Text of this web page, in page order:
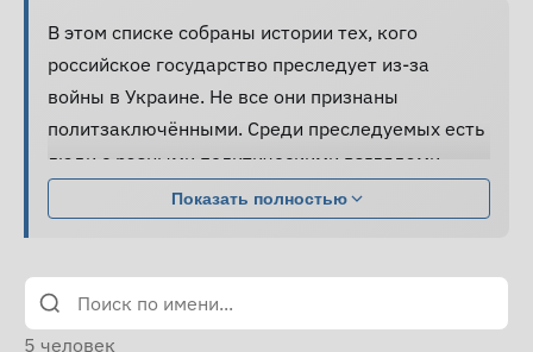
В этом списке собраны истории тех, кого
российское государство преследует из-за
войны в Украине. Не все они признаны
политзаключёнными. Среди преследуемых есть
люди с разными политическими взглядами,
совершившие разные поступки.
жестокому обращению и пыткам, принуждаются
к признанию вины и не получают нормальной
юридической помощи, а правозащитники не
Показать полностью
5 человек